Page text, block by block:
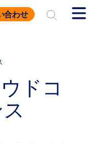
合わせ
ドコ